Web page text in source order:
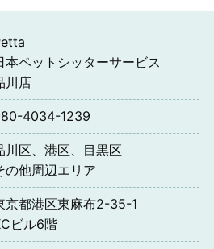
本ペットシッターサービス
川店
4034-1239
川区、港区、目黒区
の他周辺エリア
京都港区東麻布2-35-1
ビル6階